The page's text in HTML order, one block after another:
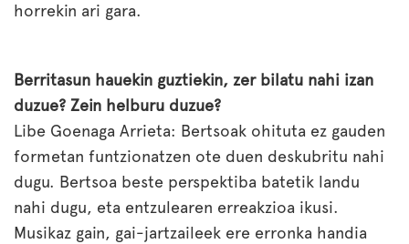
horrekin ari gara.
Berritasun hauekin guztiekin, zer bilatu nahi izan
duzue? Zein helburu duzue?
Libe Goenaga Arrieta: Bertsoak ohituta ez gauden
formetan funtzionatzen ote duen deskubritu nahi
dugu. Bertsoa beste perspektiba batetik landu
nahi dugu, eta entzulearen erreakzioa ikusi.
Musikaz gain, gai-jartzaileek ere erronka handia